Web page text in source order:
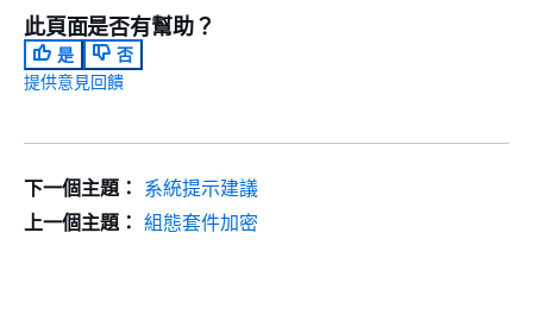
此頁面是否有幫助？
是
否
提供意見回饋
下一個主題： 系統提示建議
上一個主題： 組態套件加密